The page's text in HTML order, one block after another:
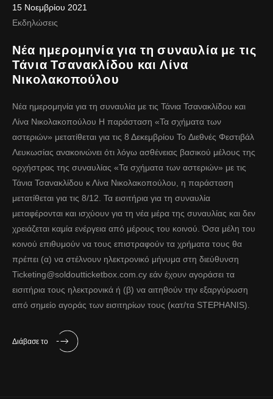
15 Νοεμβρίου 2021
Εκδηλώσεις
Νέα ημερομηνία για τη συναυλία με τις
Τάνια Τσανακλίδου και Λίνα
Νικολακοπούλου
Νέα ημερομηνία για τη συναυλία με τις Τάνια Τσανακλίδου και
Λίνα Νικολακοπούλου Η παράσταση «Τα σχήματα των
αστεριών» μετατίθεται για τις 8 Δεκεμβρίου To Διεθνές Φεστιβάλ
Λευκωσίας ανακοινώνει ότι λόγω ασθένειας βασικού μέλους της
ορχήστρας της συναυλίας «Τα σχήματα των αστεριών» με τις
Τάνια Τσανακλίδου κ Λίνα Νικολακοπούλου, η παράσταση
μετατίθεται για τις 8/12. Τα εισιτήρια για τη συναυλία
μεταφέρονται και ισχύουν για τη νέα μέρα της συναυλίας και δεν
χρειάζεται καμία ενέργεια από μέρους του κοινού. Όσα μέλη του
κοινού επιθυμούν να τους επιστραφούν τα χρήματα τους θα
πρέπει (α) να στέλνουν ηλεκτρονικό μήνυμα στη διεύθυνση
Ticketing@soldoutticketbox.com.cy εάν έχουν αγοράσει τα
εισιτήρια τους ηλεκτρονικά ή (β) να αιτηθούν την εξαργύρωση
από σημείο αγοράς των εισιτηρίων τους (κατ/τα STEPHANIS).
Διάβασε το